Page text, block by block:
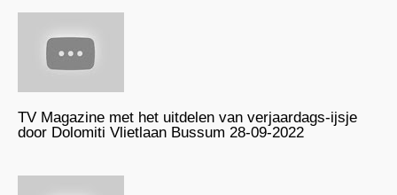
TV Magazine met het uitdelen van verjaardags-ijsje
door Dolomiti Vlietlaan Bussum 28-09-2022